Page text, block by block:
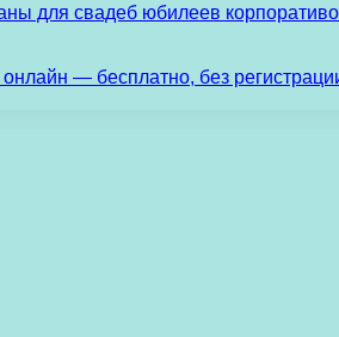
для свадеб юбилеев
— бесплатно, без